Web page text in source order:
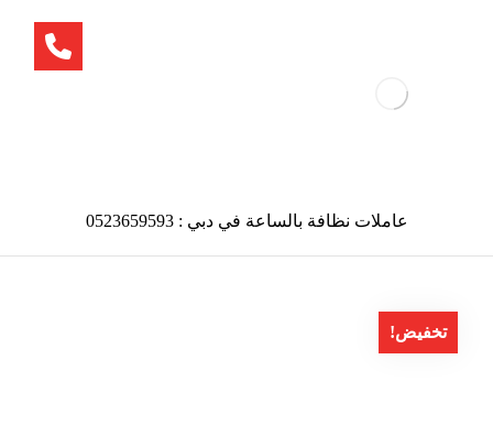
عاملات نظافة بالساعة في دبي : 0523659593
تخفيض!